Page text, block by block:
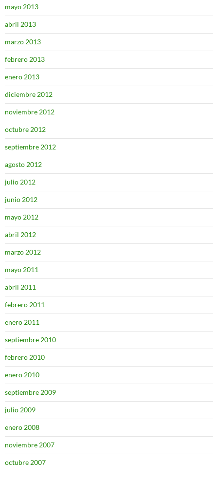
mayo 2013
abril 2013
marzo 2013
febrero 2013
enero 2013
diciembre 2012
noviembre 2012
octubre 2012
septiembre 2012
agosto 2012
julio 2012
junio 2012
mayo 2012
abril 2012
marzo 2012
mayo 2011
abril 2011
febrero 2011
enero 2011
septiembre 2010
febrero 2010
enero 2010
septiembre 2009
julio 2009
enero 2008
noviembre 2007
octubre 2007